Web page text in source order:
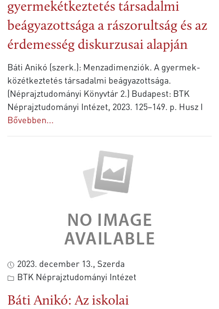
gyermekétkeztetés társadalmi
beágyazottsága a rászorultság és az
érdemesség diskurzusai alapján
Báti Anikó (szerk.): Menzadimenziók. A gyermek-
közétkeztetés társadalmi beágyazottsága.
(Néprajztudományi Könyvtár 2.) Budapest: BTK
Néprajztudományi Intézet, 2023. 125–149. p. Husz I
Bővebben...
2023. december 13., Szerda
BTK Néprajztudományi Intézet
Báti Anikó: Az iskolai